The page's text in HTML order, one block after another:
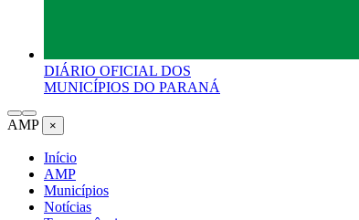
DIÁRIO OFICIAL DOS
MUNICÍPIOS DO PARANÁ
AMP ×
Início
AMP
Municípios
Notícias